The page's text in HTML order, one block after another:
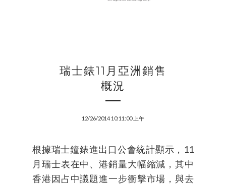
瑞士錶11月亞洲銷售
概況
12/26/2014 10:11:00 上午
根據瑞士鐘錶進出口公會統計顯示，11
月瑞士表在中、港銷量大幅縮減，其中
香港因占中議題進一步衝擊市場，與去